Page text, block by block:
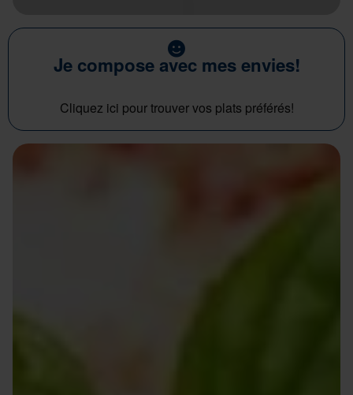
Je compose avec mes envies!
Cliquez ici pour trouver vos plats préférés!